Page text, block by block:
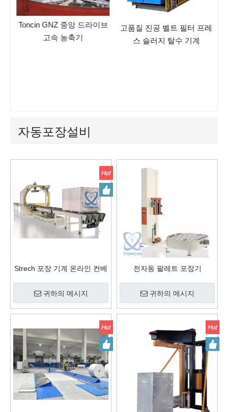
Toncin GNZ 중앙 드라이브
고속 농축기
고품질 진공 벨트 필터 프레
스 슬러지 탈수 기계
자동포장설비
Strech 포장 기계 온라인 컨베
귀하의 메시지
전자동 팔레트 포장기
귀하의 메시지